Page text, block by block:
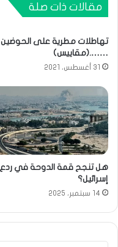
مقالات ذات صلة
تهاطلات مطرية على الحوضين
…….(مقاييس)
31 أغسطس، 2021
هل تنجح قمة الدوحة في ردع
إسرائيل؟
14 سبتمبر، 2025